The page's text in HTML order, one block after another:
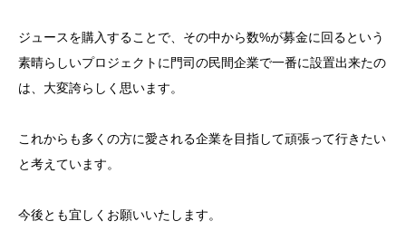
ジュースを購入することで、その中から数%が募金に回るという
素晴らしいプロジェクトに門司の民間企業で一番に設置出来たの
は、大変誇らしく思います。
これからも多くの方に愛される企業を目指して頑張って行きたい
と考えています。
今後とも宜しくお願いいたします。